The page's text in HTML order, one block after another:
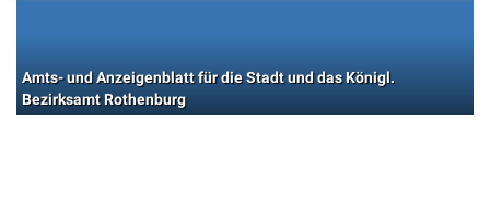
Amts- und Anzeigenblatt für die Stadt und das Königl.
Bezirksamt Rothenburg